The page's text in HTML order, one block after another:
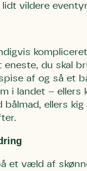
vildere
eneste, du skal
af og så et
i landet – ellers
bålmad, ellers
et væld af